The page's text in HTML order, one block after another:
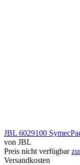
JBL 6029100
von JBL
Preis nicht verfügbar
Versandkosten